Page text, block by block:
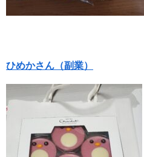
ひめかさん（副業）